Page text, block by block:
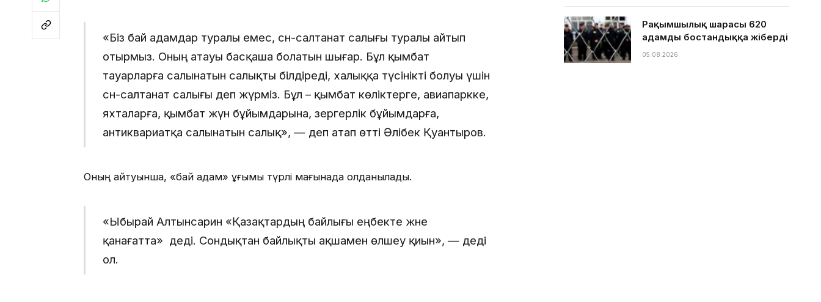
«Біз бай адамдар туралы емес, сән-салтанат салығы туралы айтып
отырмыз. Оның атауы басқаша болатын шығар. Бұл қымбат
тауарларға салынатын салықты білдіреді, халыққа түсінікті болуы үшін
сән-салтанат салығы деп жүрміз. Бұл – қымбат көліктерге, авиапаркке,
яхталарға, қымбат жүн бұйымдарына, зергерлік бұйымдарға,
антиквариатқа салынатын салық», — деп атап өтті Әлібек Қуантыров.
Оның айтуынша, «бай адам» ұғымы түрлі мағынада қолданылады.
«Ыбырай Алтынсарин «Қазақтардың байлығы еңбекте және
қанағатта» деді. Сондықтан байлықты ақшамен өлшеу қиын», — деді
ол.
Рақымшылық шарасы 620
адамды бостандыққа жіберді
05.08.2026